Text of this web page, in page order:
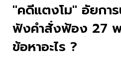
"คดีแตงโม" อัยกา
ฟังคำสั่งฟ้อง 27 พ
ข้อหาอะไร ?